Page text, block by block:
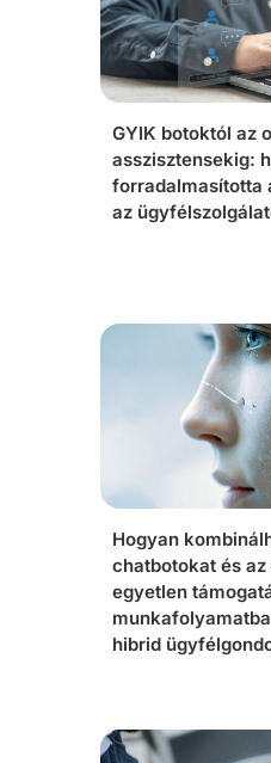
GYIK botoktól az
asszisztensekig:
forradalmasította
az
Hogyan
chatbotokat és
egyetlen
hibrid